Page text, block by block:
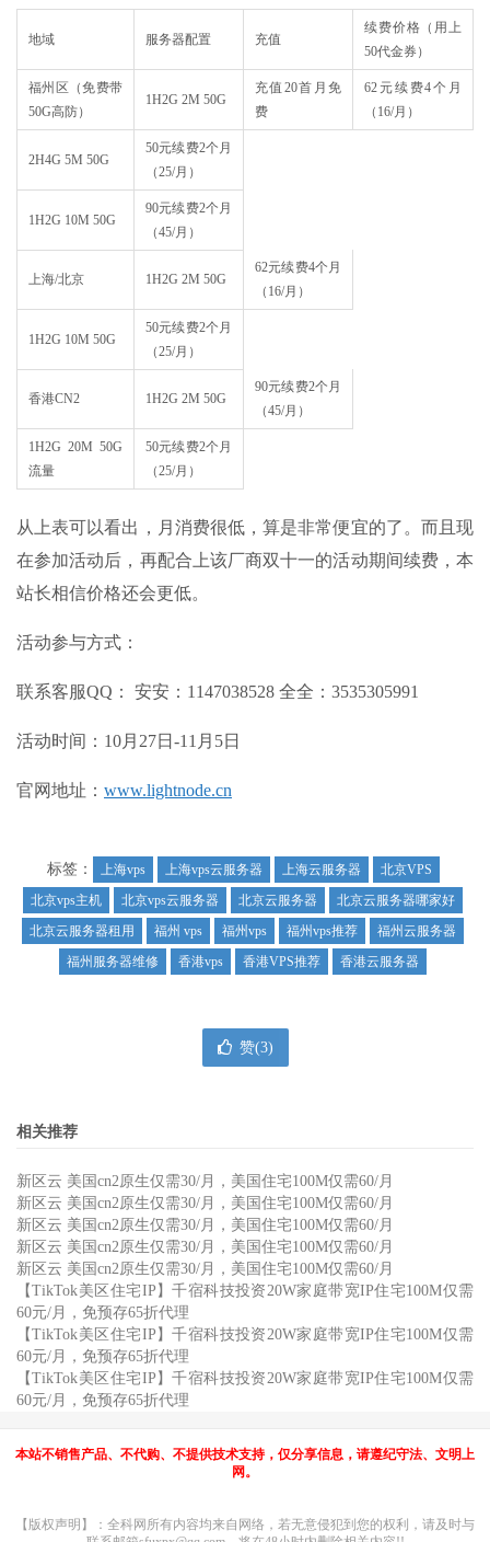
地域 服务器配置 充值
续费价格（用上
50代金券）
福州区（免费带
50G高防）
1H2G 2M 50G
充值20首月免
费
62元续费4个月
（16/月）
2H4G 5M 50G
50元续费2个月
（25/月）
1H2G 10M 50G
90元续费2个月
（45/月）
上海/北京 1H2G 2M 50G
62元续费4个月
（16/月）
1H2G 10M 50G
50元续费2个月
（25/月）
香港CN2 1H2G 2M 50G
90元续费2个月
（45/月）
1H2G 20M 50G
流量
50元续费2个月
（25/月）
从上表可以看出，月消费很低，算是非常便宜的了。而且现
在参加活动后，再配合上该厂商双十一的活动期间续费，本
站长相信价格还会更低。
活动参与方式：
联系客服QQ： 安安：1147038528 全全：3535305991
活动时间：10月27日-11月5日
官网地址： www.lightnode.cn
标签： 上海vps 上海vps云服务器 上海云服务器
北京VPS
北京vps主机
北京vps云服务器 北京云服务器
北京云服务器哪家好
北京云服务器租用
福州 vps 福州vps 福州vps推荐
福州云服务器
福州服务器维修
香港vps 香港VPS推荐 香港云服务器
赞(3)
相关推荐
新区云 美国cn2原生仅需30/月，美国住宅100M仅需60/月
新区云 美国cn2原生仅需30/月，美国住宅100M仅需60/月
新区云 美国cn2原生仅需30/月，美国住宅100M仅需60/月
新区云 美国cn2原生仅需30/月，美国住宅100M仅需60/月
新区云 美国cn2原生仅需30/月，美国住宅100M仅需60/月
【TikTok美区住宅IP】千宿科技投资20W家庭带宽IP住宅100M仅需
60元/月，免预存65折代理
【TikTok美区住宅IP】千宿科技投资20W家庭带宽IP住宅100M仅需
60元/月，免预存65折代理
【TikTok美区住宅IP】千宿科技投资20W家庭带宽IP住宅100M仅需
60元/月，免预存65折代理
本站不销售产品、不代购、不提供技术支持，仅分享信息，请遵纪守法、文明上
网。
【版权声明】：全科网所有内容均来自网络，若无意侵犯到您的权利，请及时与